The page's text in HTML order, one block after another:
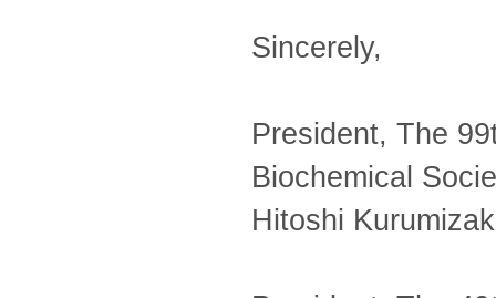
Sincerely,
President, The
Biochemical
Hitoshi